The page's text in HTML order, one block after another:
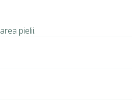
pielii.